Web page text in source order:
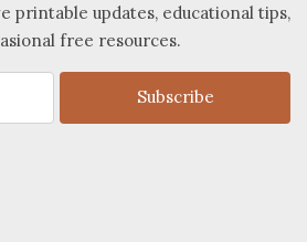
printable updates, educational tips,
free resources.
Subscribe